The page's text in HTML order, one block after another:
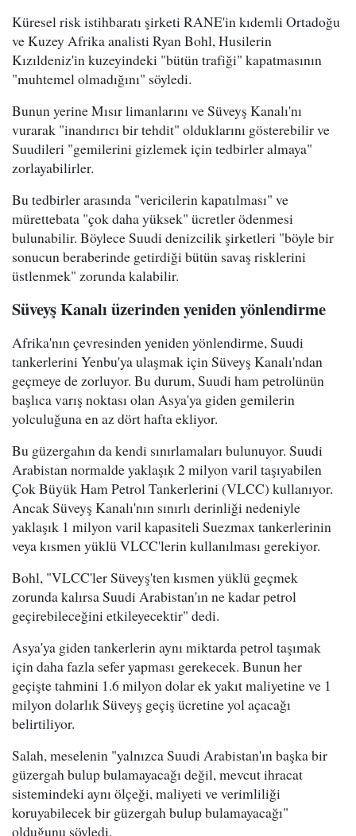
Küresel risk istihbaratı şirketi RANE'in kıdemli Ortadoğu
ve Kuzey Afrika analisti Ryan Bohl, Husilerin
Kızıldeniz'in kuzeyindeki "bütün trafiği" kapatmasının
"muhtemel olmadığını" söyledi.
Bunun yerine Mısır limanlarını ve Süveyş Kanalı'nı
vurarak "inandırıcı bir tehdit" olduklarını gösterebilir ve
Suudileri "gemilerini gizlemek için tedbirler almaya"
zorlayabilirler.
Bu tedbirler arasında "vericilerin kapatılması" ve
mürettebata "çok daha yüksek" ücretler ödenmesi
bulunabilir. Böylece Suudi denizcilik şirketleri "böyle bir
sonucun beraberinde getirdiği bütün savaş risklerini
üstlenmek" zorunda kalabilir.
Süveyş Kanalı üzerinden yeniden yönlendirme
Afrika'nın çevresinden yeniden yönlendirme, Suudi
tankerlerini Yenbu'ya ulaşmak için Süveyş Kanalı'ndan
geçmeye de zorluyor. Bu durum, Suudi ham petrolünün
başlıca varış noktası olan Asya'ya giden gemilerin
yolculuğuna en az dört hafta ekliyor.
Bu güzergahın da kendi sınırlamaları bulunuyor. Suudi
Arabistan normalde yaklaşık 2 milyon varil taşıyabilen
Çok Büyük Ham Petrol Tankerlerini (VLCC) kullanıyor.
Ancak Süveyş Kanalı'nın sınırlı derinliği nedeniyle
yaklaşık 1 milyon varil kapasiteli Suezmax tankerlerinin
veya kısmen yüklü VLCC'lerin kullanılması gerekiyor.
Bohl, "VLCC'ler Süveyş'ten kısmen yüklü geçmek
zorunda kalırsa Suudi Arabistan'ın ne kadar petrol
geçirebileceğini etkileyecektir" dedi.
Asya'ya giden tankerlerin aynı miktarda petrol taşımak
için daha fazla sefer yapması gerekecek. Bunun her
geçişte tahmini 1.6 milyon dolar ek yakıt maliyetine ve 1
milyon dolarlık Süveyş geçiş ücretine yol açacağı
belirtiliyor.
Salah, meselenin "yalnızca Suudi Arabistan'ın başka bir
güzergah bulup bulamayacağı değil, mevcut ihracat
sistemindeki aynı ölçeği, maliyeti ve verimliliği
koruyabilecek bir güzergah bulup bulamayacağı"
olduğunu söyledi.